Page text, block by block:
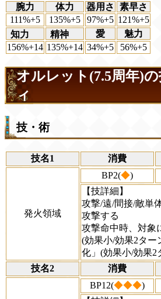
腕力 体力 器用さ
素早さ
111%+5
135%+5 97%+5 121%+5
知力
精神 愛
魅力
156%+14 135%+14 34%+5 56%+5
オルレット(7.5周年)
ィ
技・術
技名1 消費
発火領域
BP2(◆)
【技詳細】
攻撃/遠/間接/敵単
攻撃する
攻撃命中時、対象
(効果小/効果2ター
化」(効果小/効果2
技名2
消費
BP12(◆◆◆)